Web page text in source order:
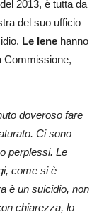
2013, è tutta da
del suo ufficio
Le Iene hanno
Commissione,
doveroso fare
Ci sono
perplessi. Le
come si è
è un suicidio, non
chiarezza, lo